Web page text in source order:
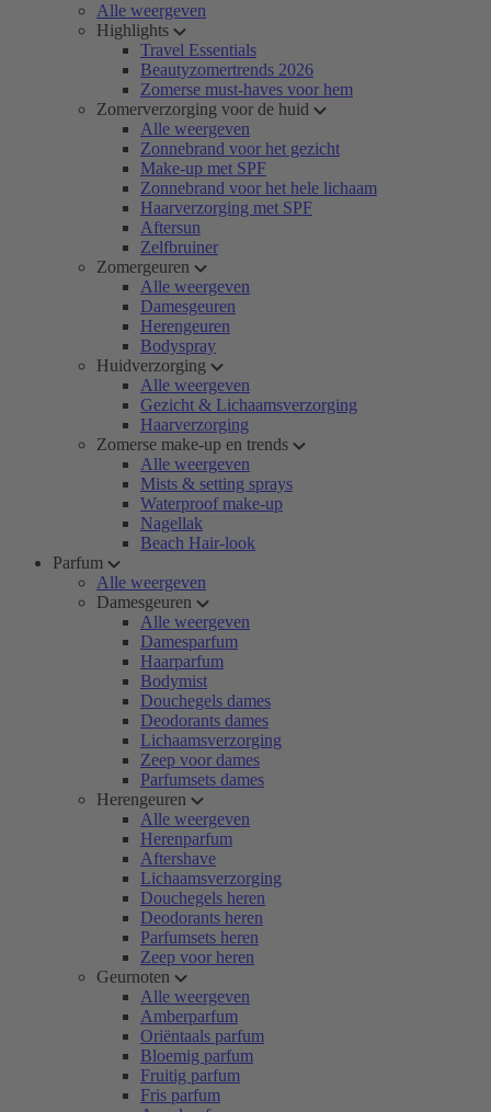
Alle weergeven
Highlights
Travel Essentials
Beautyzomertrends 2026
Zomerse must-haves voor hem
Zomerverzorging voor de huid
Alle weergeven
Zonnebrand voor het gezicht
Make-up met SPF
Zonnebrand voor het hele lichaam
Haarverzorging met SPF
Aftersun
Zelfbruiner
Zomergeuren
Alle weergeven
Damesgeuren
Herengeuren
Bodyspray
Huidverzorging
Alle weergeven
Gezicht & Lichaamsverzorging
Haarverzorging
Zomerse make-up en trends
Alle weergeven
Mists & setting sprays
Waterproof make-up
Nagellak
Beach Hair-look
Parfum
Alle weergeven
Damesgeuren
Alle weergeven
Damesparfum
Haarparfum
Bodymist
Douchegels dames
Deodorants dames
Lichaamsverzorging
Zeep voor dames
Parfumsets dames
Herengeuren
Alle weergeven
Herenparfum
Aftershave
Lichaamsverzorging
Douchegels heren
Deodorants heren
Parfumsets heren
Zeep voor heren
Geurnoten
Alle weergeven
Amberparfum
Oriëntaals parfum
Bloemig parfum
Fruitig parfum
Fris parfum